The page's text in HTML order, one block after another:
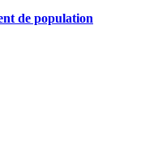
de population